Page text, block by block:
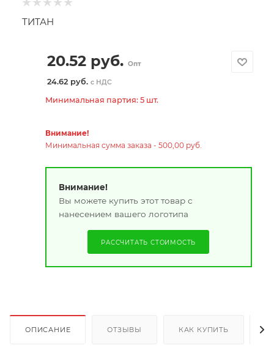
ТИТАН
20.52руб. Опт
24.62 руб. с НДС
Минимальная партия: 5 шт.
Внимание!
Минимальная сумма заказа - 500,00 руб.
Внимание!
Вы можете купить этот товар с
нанесением вашего логотипа
РАССЧИТАТЬ СТОИМОСТЬ
ОПИСАНИЕ ОТЗЫВЫ КАК КУПИТЬ